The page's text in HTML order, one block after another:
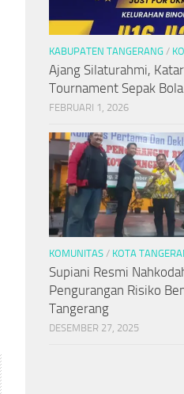
KABUPATEN TANGERANG /
Ajang Silaturahmi,
Tournament Sepak Bola
FEBRUARI 1, 2026
KOMUNITAS / KOTA
Supiani Resmi
Pengurangan Risiko
Tangerang
DESEMBER 27, 2025